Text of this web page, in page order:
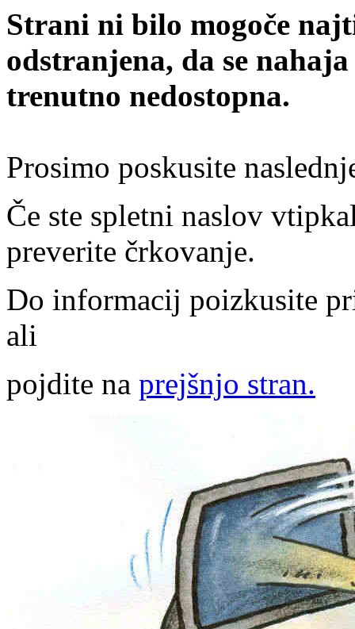
Strani ni bilo mogoče
odstranjena, da se
trenutno nedostopna.
Prosimo poskusite
Če ste spletni naslov
preverite črkovanje.
Do informacij poizkusite
ali
pojdite na prejšnjo stran.